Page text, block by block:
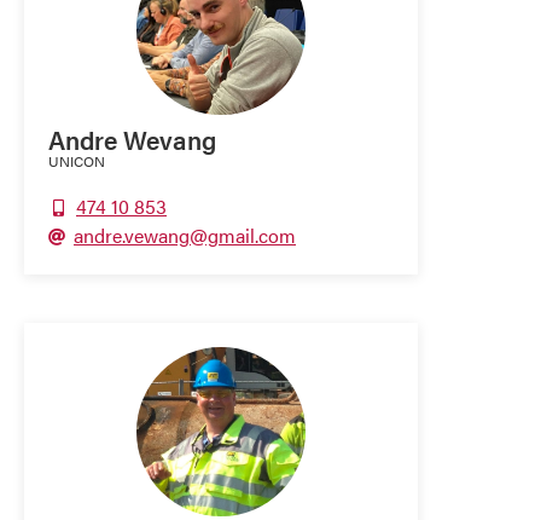
Andre Wevang
UNICON
474 10 853
 andre.vewang@gmail.com